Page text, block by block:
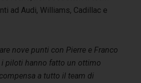
ad Audi, Williams, Cadillac e
nove punti con Pierre e Franco
piloti hanno fatto un ottimo
a tutto il team di